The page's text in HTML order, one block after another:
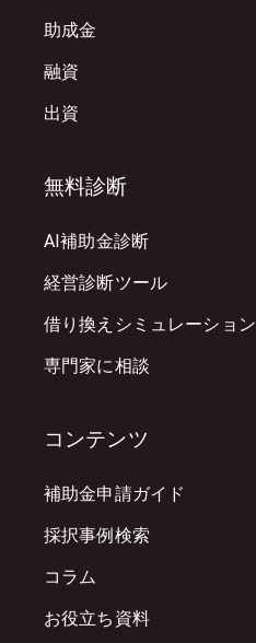
助成金
融資
出資
無料診断
AI補助金診断
経営診断ツール
借り換えシミュレーション
専門家に相談
コンテンツ
補助金申請ガイド
採択事例検索
コラム
お役立ち資料